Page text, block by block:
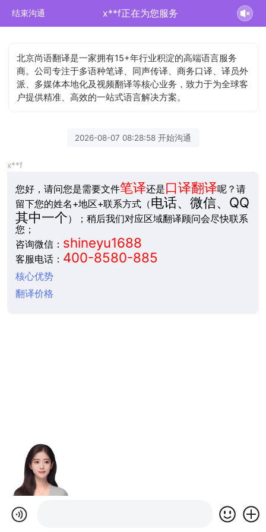
结束沟通 x**f正在为您服务
北京尚语翻译是一家拥有15+年行业积淀的高端语言服务
商。公司专注于多语种笔译、同声传译、商务口译、译员外
派、多媒体本地化及视频翻译等核心业务，致力于为全球客
户提供精准、高效的一站式语言解决方案。
2026-08-07 08:28:58 开始沟通
x**f
您好，请问您是需要文件笔译还是口译翻译呢？请
留下您的姓名+地区+联系方式（电话、微信、QQ
其中一个）；稍后我们对应区域翻译顾问会尽快联系
您；
咨询微信： shineyu1688
客服电话： 400-8580-885
核心优势
翻译价格